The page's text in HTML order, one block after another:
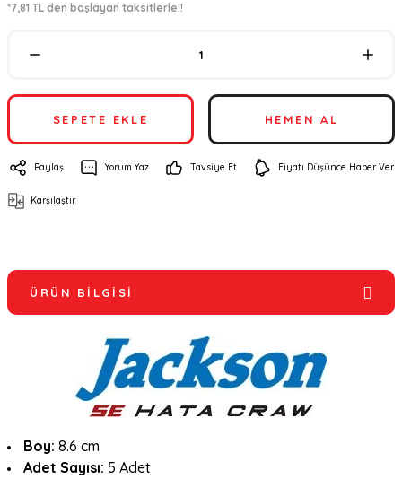
*7,81 TL den başlayan taksitlerle!!
SEPETE EKLE HEMEN AL
Paylaş Yorum Yaz Tavsiye Et Fiyatı Düşünce Haber Ver
Karşılaştır
ÜRÜN BILGISI
Boy: 8.6 cm
Adet Sayısı: 5 Adet